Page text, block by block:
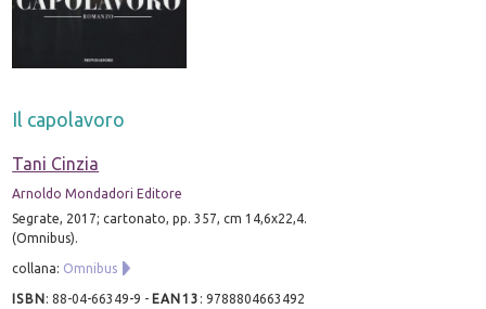
Il capolavoro
Tani Cinzia
Arnoldo Mondadori Editore
Segrate, 2017; cartonato, pp. 357, cm 14,6x22,4.
(Omnibus).
collana: Omnibus
ISBN:88-04-66349-9 - EAN13 :9788804663492